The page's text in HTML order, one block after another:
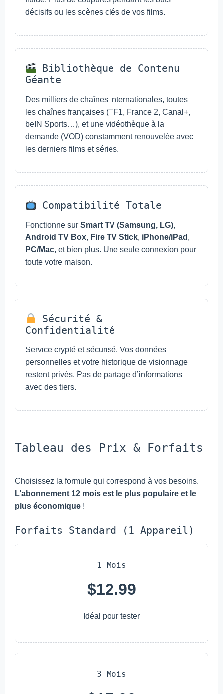
décisifs ou les scènes clés de vos films.
Bibliothèque de Contenu
Géante
Des milliers de chaînes internationales, toutes
les chaînes françaises (TF1, France 2, Canal+,
beIN Sports…), et une vidéothèque à la
demande (VOD) constamment renouvelée avec
les derniers films et séries.
Compatibilité Totale
Fonctionne sur Smart TV (Samsung, LG),
Android TV Box, Fire TV Stick, iPhone/iPad ,
PC/Mac, et bien plus. Une seule connexion pour
toute votre maison.
Sécurité &
Confidentialité
Service crypté et sécurisé. Vos données
personnelles et votre historique de visionnage
restent privés. Pas de partage d’informations
avec des tiers.
Tableau des Prix & Forfaits
Choisissez la formule qui correspond à vos besoins.
L’abonnement 12 mois est le plus populaire et le
plus économique !
Forfaits Standard (1 Appareil)
1 Mois
$12.99
Idéal pour tester
3 Mois